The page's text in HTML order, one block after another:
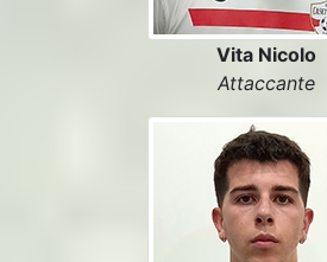
Vita Nicolo
Attaccante